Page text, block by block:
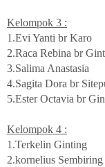
Kelompok 3 :
1.Evi Yanti br Karo
2.Raca Rebina br
3.Salima Anastasia
4.Sagita Dora br
5.Ester Octavia br
Kelompok 4 :
1.Terkelin Ginting
2.kornelius Sembiring